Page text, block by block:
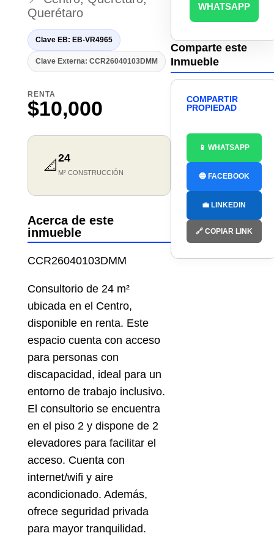
Querétaro
Clave EB: EB-VR4965
Clave Externa: CCR26040103DMM
RENTA
$10,000
📐 24
M² CONSTRUCCIÓN
Acerca de este
inmueble
CCR26040103DMM
Consultorio de 24 m²
ubicada en el Centro,
disponible en renta. Este
espacio cuenta con acceso
para personas con
discapacidad, ideal para un
entorno de trabajo inclusivo.
El consultorio se encuentra
en el piso 2 y dispone de 2
elevadores para facilitar el
acceso. Cuenta con
internet/wifi y aire
acondicionado. Además,
ofrece seguridad privada
para mayor tranquilidad.
WHATSAPP
Comparte este
Inmueble
COMPARTIR
PROPIEDAD
📱 WHATSAPP
🔵 FACEBOOK
💼 LINKEDIN
🔗 COPIAR LINK